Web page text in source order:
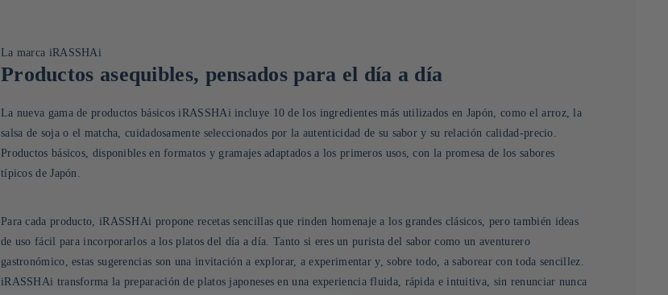
La marca iRASSHAi
Productos asequibles, pensados para el día a día
La nueva gama de productos básicos iRASSHAi incluye 10 de los ingredientes más utilizados en Japón, como el arroz, la
salsa de soja o el matcha, cuidadosamente seleccionados por la autenticidad de su sabor y su relación calidad-precio.
Productos básicos, disponibles en formatos y gramajes adaptados a los primeros usos, con la promesa de los sabores
típicos de Japón.
Para cada producto, iRASSHAi propone recetas sencillas que rinden homenaje a los grandes clásicos, pero también ideas
de uso fácil para incorporarlos a los platos del día a día. Tanto si eres un purista del sabor como un aventurero
gastronómico, estas sugerencias son una invitación a explorar, a experimentar y, sobre todo, a saborear con toda sencillez.
iRASSHAi transforma la preparación de platos japoneses en una experiencia fluida, rápida e intuitiva, sin renunciar nunca